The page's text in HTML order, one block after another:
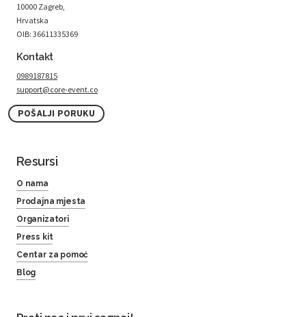
10000 Zagreb,
Hrvatska
OIB: 36611335369
Kontakt
0989187815
support@core-event.co
POŠALJI PORUKU
Resursi
O nama
Prodajna mjesta
Organizatori
Press kit
Centar za pomoć
Blog